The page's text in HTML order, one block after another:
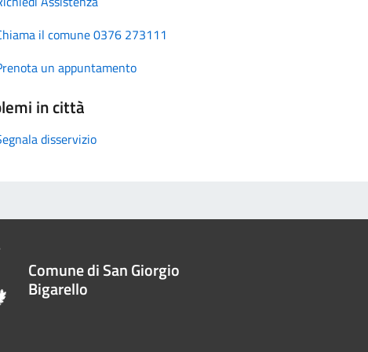
il comune 0376 273111
un appuntamento
in città
disservizio
Comune di San Giorgio
Bigarello